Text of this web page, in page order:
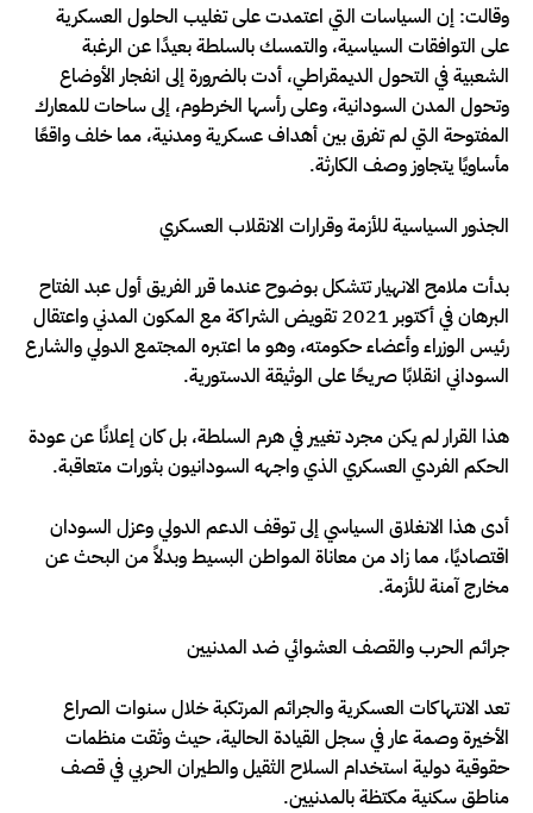
وقالت: إن السياسات التي اعتمدت على تغليب الحلول العسكرية
على التوافقات السياسية، والتمسك بالسلطة بعيدًا عن الرغبة
الشعبية في التحول الديمقراطي، أدت بالضرورة إلى انفجار الأوضاع
وتحول المدن السودانية، وعلى رأسها الخرطوم، إلى ساحات للمعارك
المفتوحة التي لم تفرق بين أهداف عسكرية ومدنية، مما خلف واقعًا
مأساويًا يتجاوز وصف الكارثة.
الجذور السياسية للأزمة وقرارات الانقلاب العسكري
بدأت ملامح الانهيار تتشكل بوضوح عندما قرر الفريق أول عبد الفتاح
البرهان في أكتوبر 2021 تقويض الشراكة مع المكون المدني واعتقال
رئيس الوزراء وأعضاء حكومته، وهو ما اعتبره المجتمع الدولي والشارع
السوداني انقلابًا صريحًا على الوثيقة الدستورية.
هذا القرار لم يكن مجرد تغيير في هرم السلطة، بل كان إعلانًا عن عودة
الحكم الفردي العسكري الذي واجهه السودانيون بثورات متعاقبة.
أدى هذا الانغلاق السياسي إلى توقف الدعم الدولي وعزل السودان
اقتصاديًا، مما زاد من معاناة المواطن البسيط وبدلاً من البحث عن
مخارج آمنة للأزمة.
جرائم الحرب والقصف العشوائي ضد المدنيين
تعد الانتهاكات العسكرية والجرائم المرتكبة خلال سنوات الصراع
الأخيرة وصمة عار في سجل القيادة الحالية، حيث وثقت منظمات
حقوقية دولية استخدام السلاح الثقيل والطيران الحربي في قصف
مناطق سكنية مكتظة بالمدنيين.